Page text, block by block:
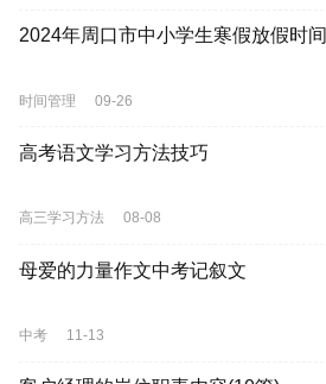
2024年周口市中小学生寒假放假时间
时间管理 09-26
高考语文学习方法技巧
高三学习方法 08-08
母爱的力量作文中考记叙文
中考 11-13